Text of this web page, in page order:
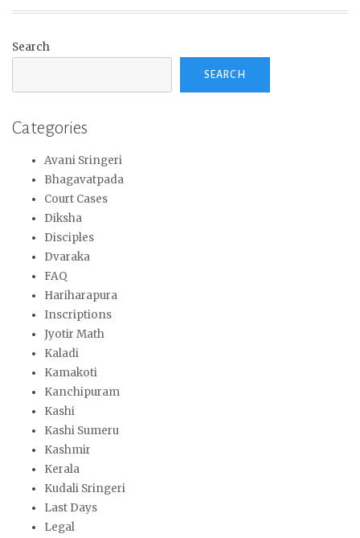
Search
SEARCH
Categories
Avani Sringeri
Bhagavatpada
Court Cases
Diksha
Disciples
Dvaraka
FAQ
Hariharapura
Inscriptions
Jyotir Math
Kaladi
Kamakoti
Kanchipuram
Kashi
Kashi Sumeru
Kashmir
Kerala
Kudali Sringeri
Last Days
Legal